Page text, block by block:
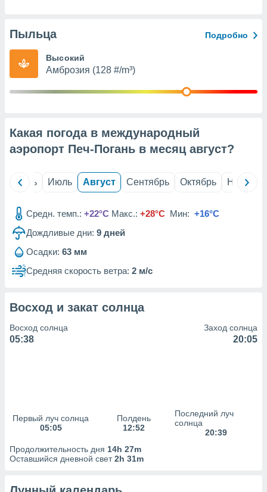
данных
рекламы
сведения
Пыльца Подробно
Высокий
Амброзия (128 #/m³)
Какая погода в международный
аэропорт Печ-Погань в месяц август?
Июнь Июль Август Сентябрь Октябрь Ноябрь
Средн. темп.: +22°C Макс.: +28°C Мин: +16°C
Дождливые дни: 9 дней
Осадки: 63 мм
Средняя скорость ветра: 2 м/с
Восход и закат солнца
Восход солнца
05:38
Заход солнца
20:05
Первый луч солнца
05:05
Полдень
12:52
Последний луч
солнца
20:39
Продолжительность дня 14h 27m
Оставшийся дневной свет2h 31m